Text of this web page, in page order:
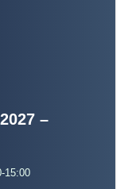
–
15:00